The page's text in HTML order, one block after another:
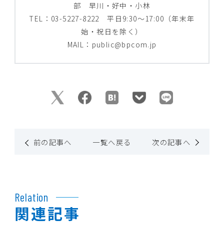
部 早川・好中・小林
TEL：03-5227-8222 平日9:30～17:00（年末年
始・祝日を除く）
MAIL：public@bpcom.jp
前の記事へ 一覧へ戻る 次の記事へ
関連記事
Relation